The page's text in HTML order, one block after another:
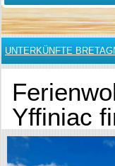
UNTERKÜNFTE
Yffiniac